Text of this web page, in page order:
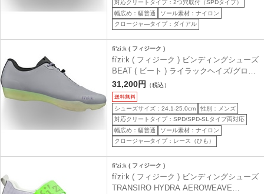
対応クリートタイプ：2つ穴取付（SPDタイプ）
幅広め：幅普通
ソール素材：ナイロン
クロージャ―タイプ：ダイアル
fi'zi:k ( フィジーク )
fi'zi:k ( フィジーク ) ビンディングシューズ
BEAT ( ビート ) ライラックヘイズ/グロウ
グリーン 38.0 ( 24.4cm )
31,200円 （税込）
シューズサイズ：24.1-25.0cm
性別：メンズ
対応クリートタイプ：SPD/SPD-SLタイプ両対応
幅広め：幅普通
ソール素材：ナイロン
クロージャ―タイプ：レース（ひも）
fi'zi:k ( フィジーク )
fi'zi:k ( フィジーク ) ビンディングシューズ
TRANSIRO HYDRA AEROWEAVE